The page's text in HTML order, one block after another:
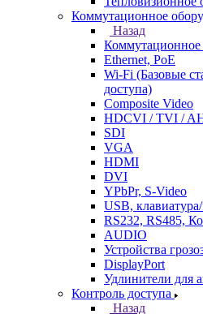
Коммутационное
Назад
Коммутационное
Ethernet, PoE
Wi-Fi (Базовые
доступа)
Composite Video
HDCVI / TVI /
SDI
VGA
HDMI
DVI
YPbPr, S-Video
USB,
RS232, RS485,
AUDIO
Устройства
DisplayPort
Удлинители для
Контроль доступа
Назад